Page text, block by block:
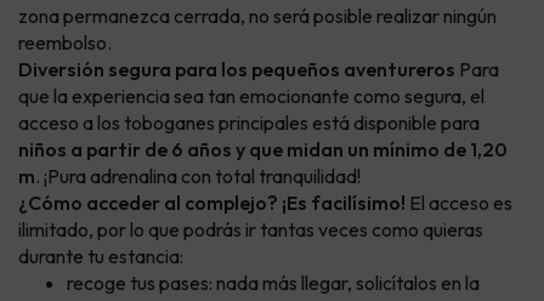
zona permanezca cerrada, no será posible realizar ningún
reembolso.
Diversión segura para los pequeños aventureros Para
que la experiencia sea tan emocionante como segura, el
acceso a los toboganes principales está disponible para
niños a partir de 6 años y que midan un mínimo de 1,20
m. ¡Pura adrenalina con total tranquilidad!
¿Cómo acceder al complejo? ¡Es facilísimo! El acceso es
ilimitado, por lo que podrás ir tantas veces como quieras
durante tu estancia:
recoge tus pases: nada más llegar, solicítalos en la